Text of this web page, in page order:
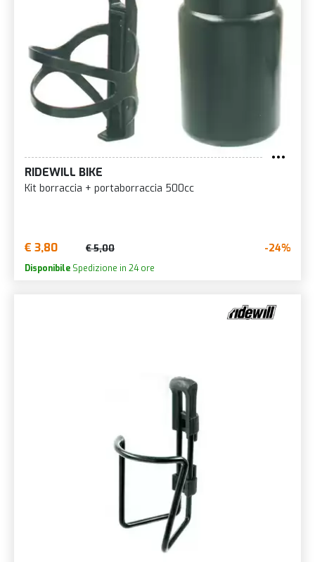
RIDEWILL BIKE
Kit borraccia + portaborraccia 500cc
€ 3,80 € 5,00 -24%
Disponibile Spedizione in 24 ore